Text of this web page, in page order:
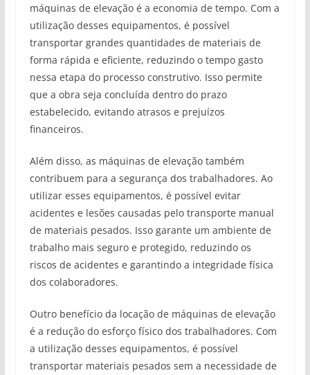
máquinas de elevação é a economia de tempo. Com a
utilização desses equipamentos, é possível
transportar grandes quantidades de materiais de
forma rápida e eficiente, reduzindo o tempo gasto
nessa etapa do processo construtivo. Isso permite
que a obra seja concluída dentro do prazo
estabelecido, evitando atrasos e prejuízos
financeiros.
Além disso, as máquinas de elevação também
contribuem para a segurança dos trabalhadores. Ao
utilizar esses equipamentos, é possível evitar
acidentes e lesões causadas pelo transporte manual
de materiais pesados. Isso garante um ambiente de
trabalho mais seguro e protegido, reduzindo os
riscos de acidentes e garantindo a integridade física
dos colaboradores.
Outro benefício da locação de máquinas de elevação
é a redução do esforço físico dos trabalhadores. Com
a utilização desses equipamentos, é possível
transportar materiais pesados sem a necessidade de